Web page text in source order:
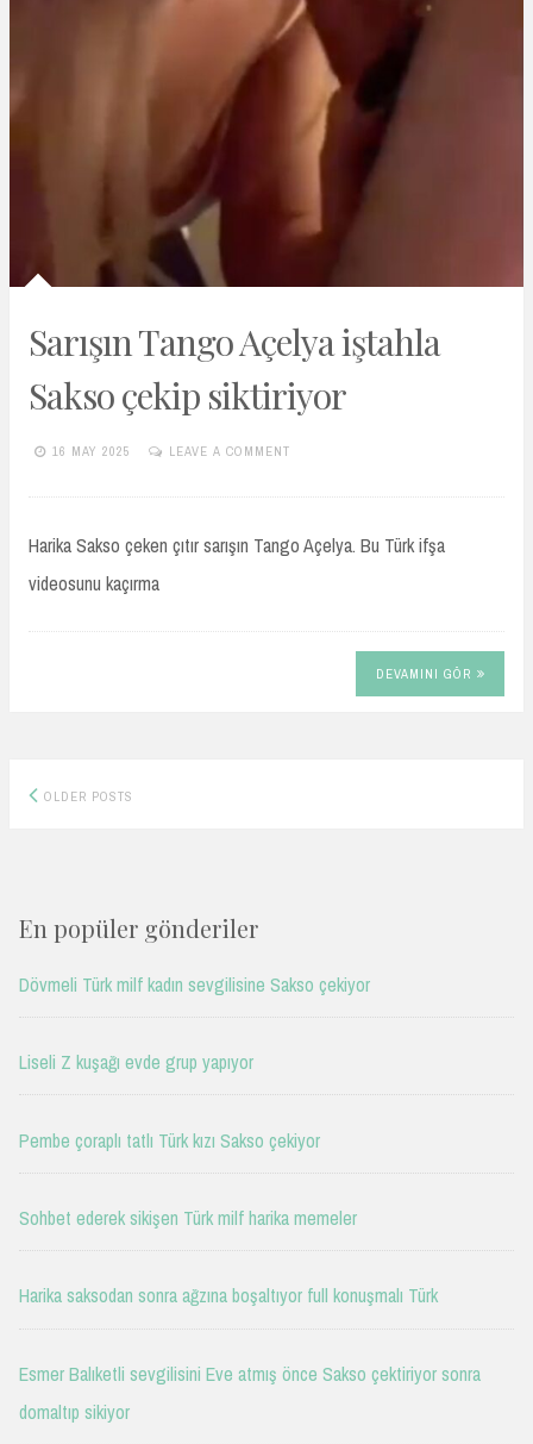
Sarışın Tango Açelya iştahla
Sakso çekip siktiriyor
16 MAY 2025
LEAVE A COMMENT
Harika Sakso çeken çıtır sarışın Tango Açelya. Bu Türk ifşa
videosunu kaçırma
DEVAMINI GÖR
Posts
OLDER POSTS
En popüler gönderiler
Dövmeli Türk milf kadın sevgilisine Sakso çekiyor
Liseli Z kuşağı evde grup yapıyor
Pembe çoraplı tatlı Türk kızı Sakso çekiyor
Sohbet ederek sikişen Türk milf harika memeler
Harika saksodan sonra ağzına boşaltıyor full konuşmalı Türk
Esmer Balıketli sevgilisini Eve atmış önce Sakso çektiriyor sonra
domaltıp sikiyor